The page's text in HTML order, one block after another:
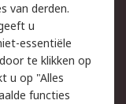
van derden.
u
essentiële
te klikken op
u op "Alles
functies